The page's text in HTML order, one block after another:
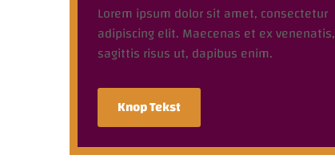
Lorem ipsum dolor sit amet, consectetur
adipiscing elit. Maecenas et ex venenatis,
sagittis risus ut, dapibus enim.
Knop Tekst